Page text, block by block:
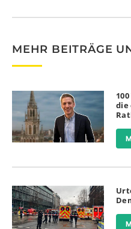
MEHR BEITRÄGE
die